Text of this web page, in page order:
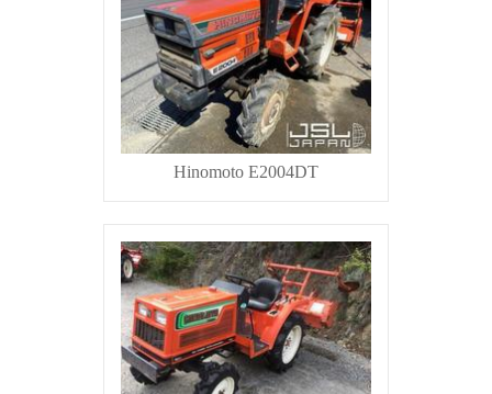
Hinomoto E2004DT